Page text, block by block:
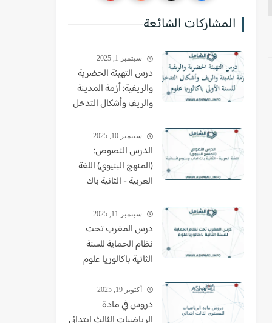
المشاركات الشائعة
سبتمبر 1, 2025
درس التهيئة الحضرية
والريفية: أزمة المدينة
والريف وأشكال التدخل
علومسبتمبر 10, 2025
الدرس النصوص:
(المنهج البنيوي) اللغة
العربية - الثانية باك
سبتمبر 11, 2025
درس المغرب تحت
نظام الحماية للسنة
الثانية باكالوريا علوم
أكتوبر 19, 2025
دروس في مادة